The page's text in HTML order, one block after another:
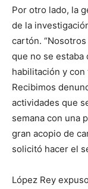
Por otro lado, la
de la
cartón.
que no se estaba
habilitación y
Recibimos
actividades que
semana con una
gran acopio de
solicitó hacer el
López Rey